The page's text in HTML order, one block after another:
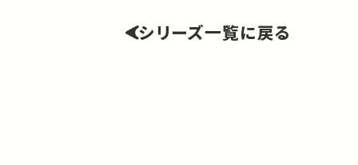
シリーズ一覧に戻る